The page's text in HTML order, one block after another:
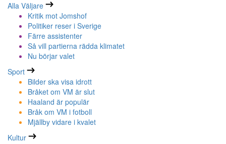
Alla Väljare
Kritik mot Jomshof
Politiker reser i Sverige
Färre assistenter
Så vill partierna rädda klimatet
Nu börjar valet
Sport
Bilder ska visa idrott
Bråket om VM är slut
Haaland är populär
Bråk om VM i fotboll
Mjällby vidare i kvalet
Kultur